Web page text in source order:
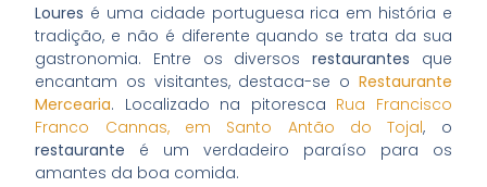
Loures é uma cidade portuguesa rica em história e
tradição, e não é diferente quando se trata da sua
gastronomia. Entre os diversos restaurantes que
encantam os visitantes, destaca-se o Restaurante
Mercearia. Localizado na pitoresca Rua Francisco
Franco Cannas, em Santo Antão do Tojal, o
restaurante é um verdadeiro paraíso para os
amantes da boa comida.